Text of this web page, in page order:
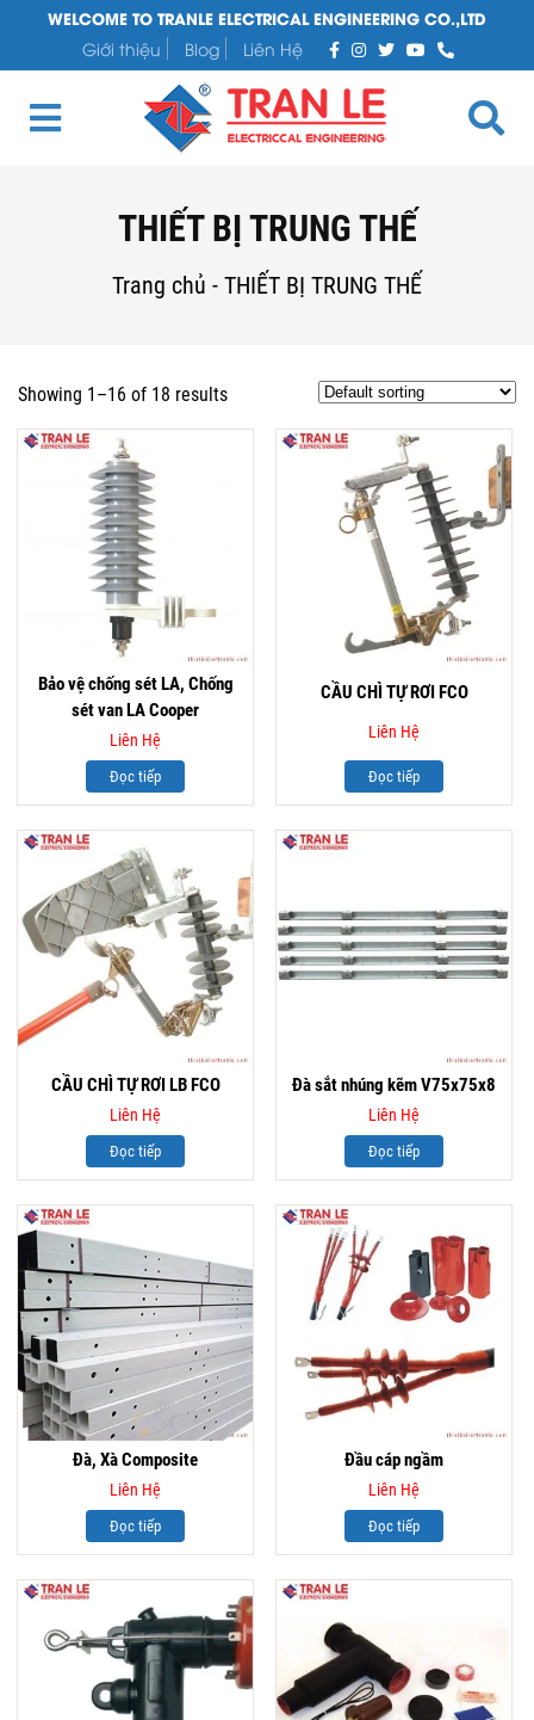
WELCOME TO TRANLE ELECTRICAL ENGINEERING CO.,LTD
Giới thiệu
Blog Liên Hệ
THIẾT BỊ TRUNG THẾ
Trang chủ - THIẾT BỊ TRUNG THẾ
Showing 1–16 of 18 results
Bảo vệ chống sét LA, Chống
sét van LA Cooper
Liên Hệ
Đọc tiếp
CẦU CHÌ TỰ RƠI FCO
Liên Hệ
Đọc tiếp
CẦU CHÌ TỰ RƠI LB FCO
Liên Hệ
Đọc tiếp
Đà sắt nhúng kẽm V75x75x8
Liên Hệ
Đọc tiếp
Đà, Xà Composite
Liên Hệ
Đọc tiếp
Đầu cáp ngầm
Liên Hệ
Đọc tiếp